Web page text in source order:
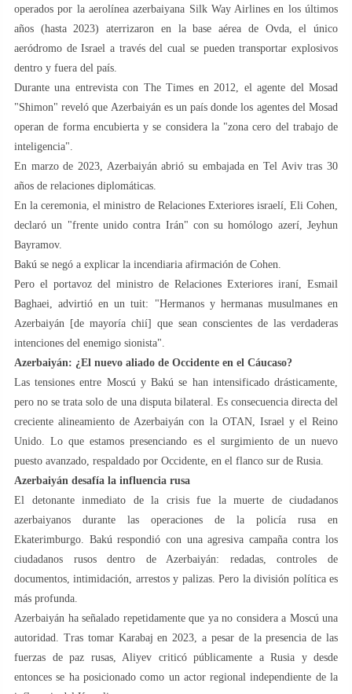
operados por la aerolínea azerbaiyana Silk Way Airlines en los últimos
años (hasta 2023) aterrizaron en la base aérea de Ovda, el único
aeródromo de Israel a través del cual se pueden transportar explosivos
dentro y fuera del país.
Durante una entrevista con The Times en 2012, el agente del Mosad
"Shimon" reveló que Azerbaiyán es un país donde los agentes del Mosad
operan de forma encubierta y se considera la "zona cero del trabajo de
inteligencia".
En marzo de 2023, Azerbaiyán abrió su embajada en Tel Aviv tras 30
años de relaciones diplomáticas.
En la ceremonia, el ministro de Relaciones Exteriores israelí, Eli Cohen,
declaró un "frente unido contra Irán" con su homólogo azerí, Jeyhun
Bayramov.
Bakú se negó a explicar la incendiaria afirmación de Cohen.
Pero el portavoz del ministro de Relaciones Exteriores iraní, Esmail
Baghaei, advirtió en un tuit: "Hermanos y hermanas musulmanes en
Azerbaiyán [de mayoría chií] que sean conscientes de las verdaderas
intenciones del enemigo sionista".
Azerbaiyán: ¿El nuevo aliado de Occidente en el Cáucaso?
Las tensiones entre Moscú y Bakú se han intensificado drásticamente,
pero no se trata solo de una disputa bilateral. Es consecuencia directa del
creciente alineamiento de Azerbaiyán con la OTAN, Israel y el Reino
Unido. Lo que estamos presenciando es el surgimiento de un nuevo
puesto avanzado, respaldado por Occidente, en el flanco sur de Rusia.
Azerbaiyán desafía la influencia rusa
El detonante inmediato de la crisis fue la muerte de ciudadanos
azerbaiyanos durante las operaciones de la policía rusa en
Ekaterimburgo. Bakú respondió con una agresiva campaña contra los
ciudadanos rusos dentro de Azerbaiyán: redadas, controles de
documentos, intimidación, arrestos y palizas. Pero la división política es
más profunda.
Azerbaiyán ha señalado repetidamente que ya no considera a Moscú una
autoridad. Tras tomar Karabaj en 2023, a pesar de la presencia de las
fuerzas de paz rusas, Aliyev criticó públicamente a Rusia y desde
entonces se ha posicionado como un actor regional independiente de la